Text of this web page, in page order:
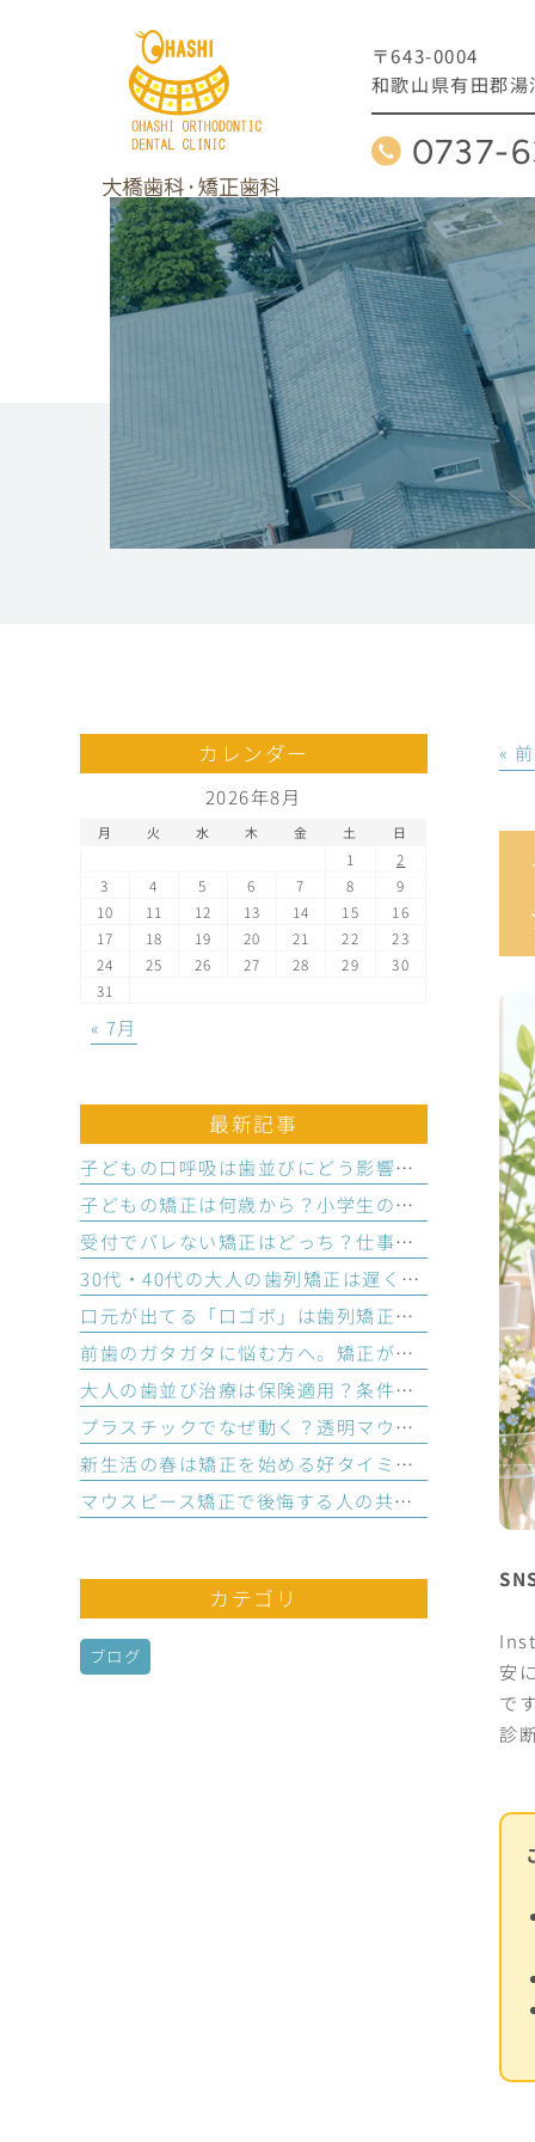
〒643-0004
和歌山県有田郡
0737-
«
安
で
診
カレンダー
2026年8月
月 火 水 木 金 土 日
1
2
3
4 5 6 7 8
9
10
11 12 13 14 15
16
17
18 19 20 21 22
23
24
25 26 27 28 29
30
31
« 7月
最新記事
子どもの口呼吸は歯並びにどう影響する？原因と家庭でできるトレーニング
子どもの矯正は何歳から？小学生の開始時期と相談すべき状態とは
受付でバレない矯正はどっち？仕事と両立できる選び方と3つの基準
30代・40代の大人の歯列矯正は遅くない？仕事と両立できる3つの理由
口元が出てる「口ゴボ」は歯列矯正で改善？横顔に悩む大人の治療法
前歯のガタガタに悩む方へ。矯正が必要か鏡でわかる歯並びセルフチェック
大人の歯並び治療は保険適用？条件となる疾患と医療費控除の活用法
プラスチックでなぜ動く？透明マウスピースで歯並びが整う仕組み
新生活の春は矯正を始める好タイミング？仕事と両立の不安を解消する理由
マウスピース矯正で後悔する人の共通点7つ｜始める前のセルフチェック
カテゴリ
ブログ